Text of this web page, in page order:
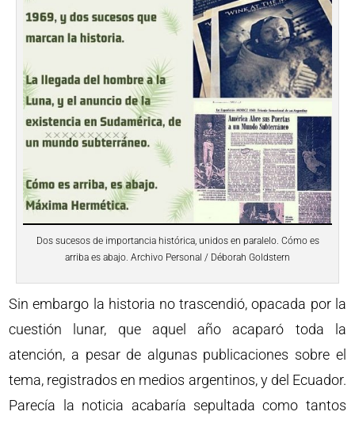
Dos sucesos de importancia histórica, unidos en paralelo. Cómo es
arriba es abajo. Archivo Personal / Déborah Goldstern
Sin embargo la historia no trascendió, opacada por la
cuestión lunar, que aquel año acaparó toda la
atención, a pesar de algunas publicaciones sobre el
tema, registrados en medios argentinos, y del Ecuador.
Parecía la noticia acabaría sepultada como tantos